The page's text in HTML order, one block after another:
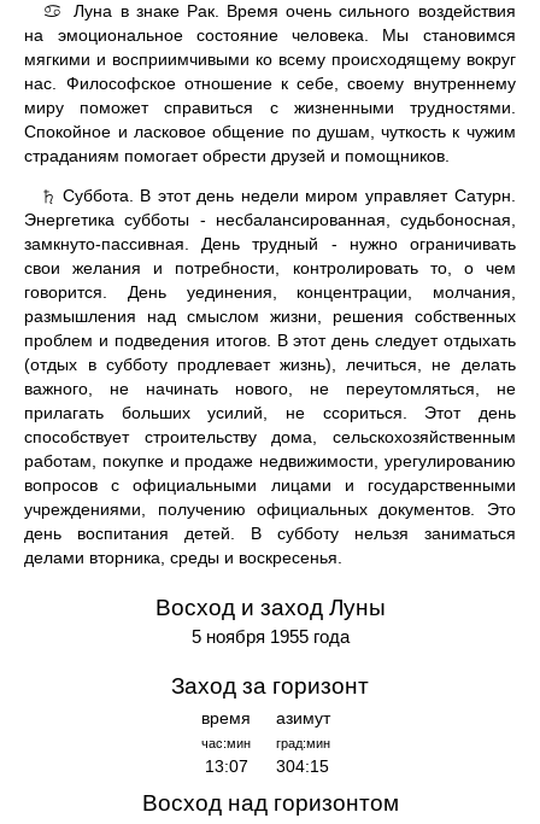
♋
Луна в знаке Рак. Время очень сильного воздействия
на эмоциональное состояние человека. Мы становимся
мягкими и восприимчивыми ко всему происходящему вокруг
нас. Философское отношение к себе, своему внутреннему
миру поможет справиться с жизненными трудностями.
Спокойное и ласковое общение по душам, чуткость к чужим
страданиям помогает обрести друзей и помощников.
♄ Суббота. В этот день недели миром управляет Сатурн.
Энергетика субботы - несбалансированная, судьбоносная,
замкнуто-пассивная. День трудный - нужно ограничивать
свои желания и потребности, контролировать то, о чем
говорится. День уединения, концентрации, молчания,
размышления над смыслом жизни, решения собственных
проблем и подведения итогов. В этот день следует отдыхать
(отдых в субботу продлевает жизнь), лечиться, не делать
важного, не начинать нового, не переутомляться, не
прилагать больших усилий, не ссориться. Этот день
способствует строительству дома, сельскохозяйственным
работам, покупке и продаже недвижимости, урегулированию
вопросов с официальными лицами и государственными
учреждениями, получению официальных документов. Это
день воспитания детей. В субботу нельзя заниматься
делами вторника, среды и воскресенья.
Восход и заход Луны
5 ноября 1955 года
Заход за горизонт
время
час:мин
13:07
азимут
град:мин
304:15
Восход над горизонтом